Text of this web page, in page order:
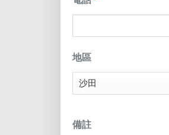
YYYY
地區
備註